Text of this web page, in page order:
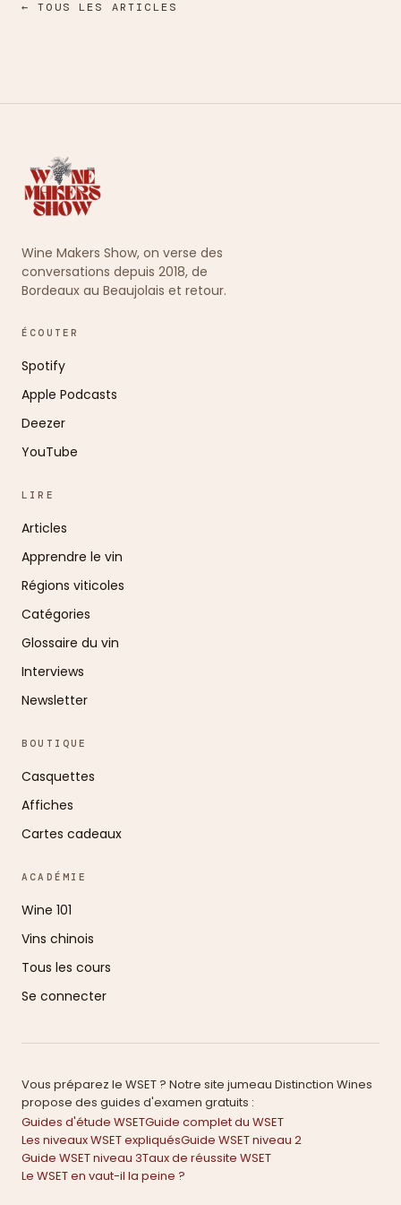
← TOUS LES ARTICLES
Wine Makers Show, on verse des
conversations depuis 2018, de
Bordeaux au Beaujolais et retour.
ÉCOUTER
Spotify
Apple Podcasts
Deezer
YouTube
LIRE
Articles
Apprendre le vin
Régions viticoles
Catégories
Glossaire du vin
Interviews
Newsletter
BOUTIQUE
Casquettes
Affiches
Cartes cadeaux
ACADÉMIE
Wine 101
Vins chinois
Tous les cours
Se connecter
Vous préparez le WSET ? Notre site jumeau Distinction Wines
propose des guides d'examen gratuits :
Guides d'étude WSETGuide complet du WSET
Les niveaux WSET expliquésGuide WSET niveau 2
Guide WSET niveau 3Taux de réussite WSET
Le WSET en vaut-il la peine ?